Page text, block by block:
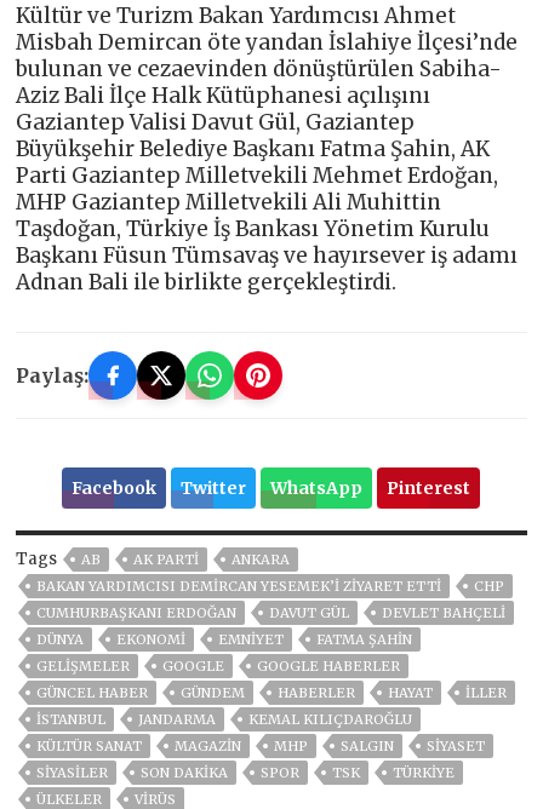
Kültür ve Turizm Bakan Yardımcısı Ahmet
Misbah Demircan öte yandan İslahiye İlçesi’nde
bulunan ve cezaevinden dönüştürülen Sabiha-
Aziz Bali İlçe Halk Kütüphanesi açılışını
Gaziantep Valisi Davut Gül, Gaziantep
Büyükşehir Belediye Başkanı Fatma Şahin, AK
Parti Gaziantep Milletvekili Mehmet Erdoğan,
MHP Gaziantep Milletvekili Ali Muhittin
Taşdoğan, Türkiye İş Bankası Yönetim Kurulu
Başkanı Füsun Tümsavaş ve hayırsever iş adamı
Adnan Bali ile birlikte gerçekleştirdi.
Paylaş:
Facebook Twitter WhatsApp Pinterest
Tags AB AK PARTİ
ANKARA
BAKAN YARDIMCISI DEMİRCAN YESEMEK’İ ZİYARET ETTİ
CHP
CUMHURBAŞKANI ERDOĞAN
DAVUT GÜL
DEVLET BAHÇELİ
DÜNYA
EKONOMİ EMNİYET
FATMA ŞAHİN
GELIŞMELER
GOOGLE
GOOGLE HABERLER
GÜNCEL HABER
GÜNDEM HABERLER HAYAT
İLLER
ISTANBUL
JANDARMA
KEMAL KILIÇDAROĞLU
KÜLTÜR SANAT
MAGAZİN MHP SALGIN
SİYASET
SİYASİLER
SON DAKIKA SPOR TSK
TÜRKİYE
ÜLKELER
VIRÜS